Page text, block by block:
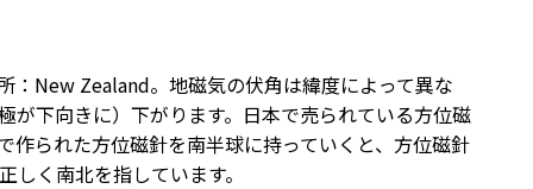
New Zealand。地磁気の伏角は緯度によって異な
が下向きに）下がります。日本で売られている方位磁
られた方位磁針を南半球に持っていくと、方位磁針
く南北を指しています。